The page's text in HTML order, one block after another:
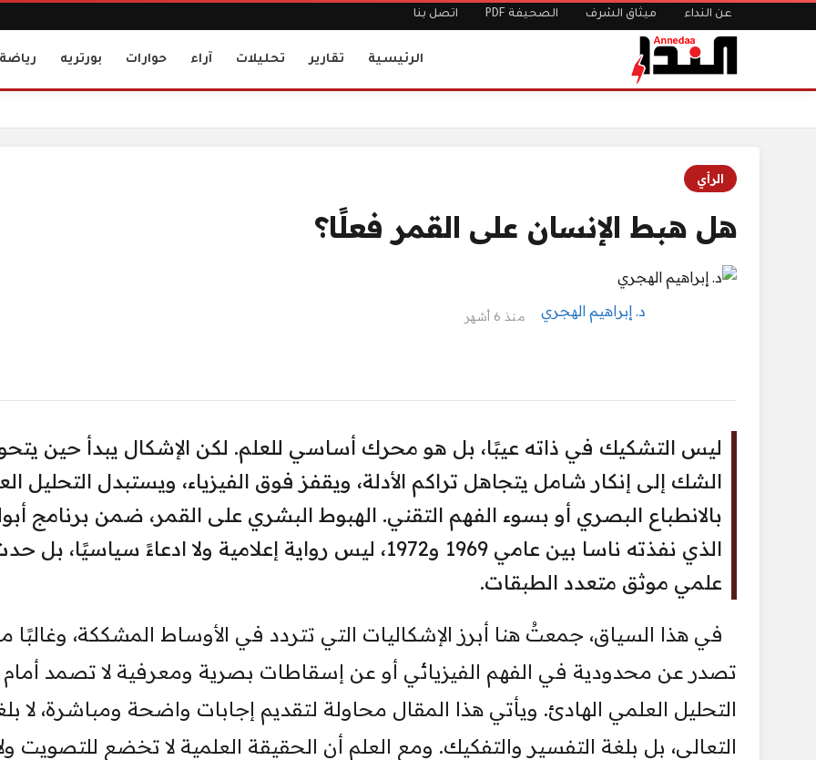
عن النداء ميثاق الشرف الصحيفة PDF اتصل بنا
الرئيسية تقارير تحليلات آراء حوارات بورتريه رياضة
الرأي
هل هبط الإنسان على القمر فعلًا؟
د. إبراهيم الهجري منذ 6 أشهر
ليس التشكيك في ذاته عيبًا، بل هو محرك أساسي للعلم. لكن الإشكال يبدأ حين
الشك إلى إنكار شامل يتجاهل تراكم الأدلة، ويقفز فوق الفيزياء، ويستبدل التحليل
بالانطباع البصري أو بسوء الفهم التقني. الهبوط البشري على القمر، ضمن برنامج
الذي نفذته ناسا بين عامي 1969 و1972، ليس رواية إعلامية ولا ادعاءً سياسيًا، بل
علمي موثق متعدد الطبقات.
في هذا السياق، جمعتُ هنا أبرز الإشكاليات التي تتردد في الأوساط المشككة، وغالبًا
تصدر عن محدودية في الفهم الفيزيائي أو عن إسقاطات بصرية ومعرفية لا تصمد أمام
التحليل العلمي الهادئ. ويأتي هذا المقال محاولة لتقديم إجابات واضحة ومباشرة، لا
التعالي، بل بلغة التفسير والتفكيك. ومع العلم أن الحقيقة العلمية لا تخضع للتصويت